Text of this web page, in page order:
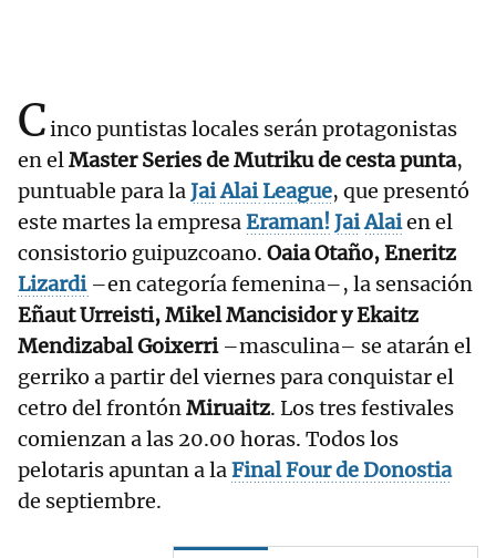
Cinco puntistas locales serán protagonistas
en elMaster Series de Mutriku de cesta punta,
puntuable para laJaiAlaiLeague, que presentó
este martes la empresaEraman!JaiAlaien el
consistorio guipuzcoano. Oaia Otaño, Eneritz
Lizardi –en categoría femenina–, la sensación
Eñaut Urreisti, Mikel Mancisidor y Ekaitz
Mendizabal Goixerri–masculina– se atarán el
gerriko a partir del viernes para conquistar el
cetro del frontónMiruaitz. Los tres festivales
comienzan a las 20.00 horas. Todos los
pelotaris apuntan a laFinal Four de Donostia
de septiembre.